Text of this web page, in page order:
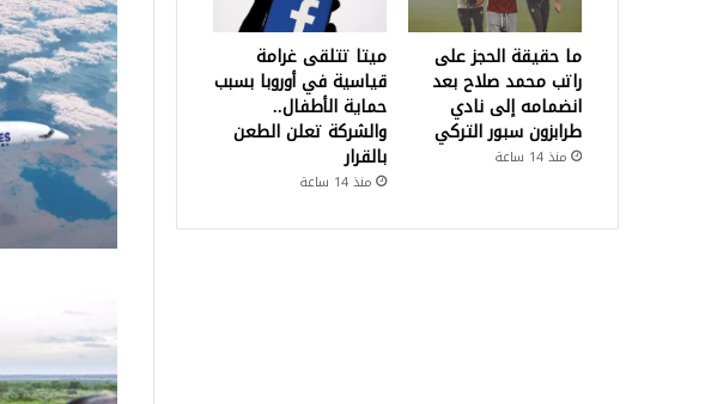
ما حقيقة الحجز على
راتب محمد صلاح بعد
انضمامه إلى نادي
طرابزون سبور التركي
منذ 14 ساعة
ميتا تتلقى غرامة
قياسية في أوروبا بسبب
حماية الأطفال..
والشركة تعلن الطعن
بالقرار
منذ 14 ساعة